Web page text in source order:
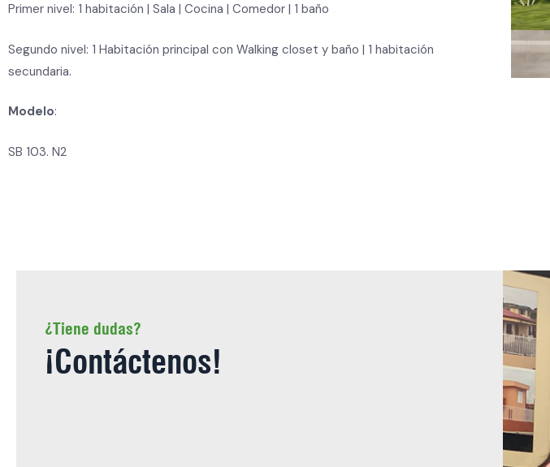
Primer nivel: 1 habitación | Sala | Cocina | Comedor | 1 baño
Segundo nivel: 1 Habitación principal con Walking closet y baño | 1 habitación
secundaria.
Modelo:
SB 103. N2
¿Tiene dudas?
¡Contáctenos!